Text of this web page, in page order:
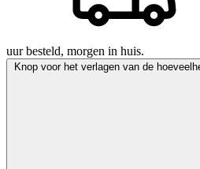
uur besteld, morgen in huis.
Knop voor het verlagen van de